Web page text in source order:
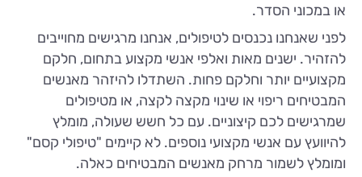
או במכוני הסדר.
לפני שאנחנו נכנסים לטיפולים, אנחנו מרגישים מחוייבים
להזהיר. ישנים מאות ואלפי אנשי מקצוע בתחום, חלקם
מקצועיים יותר וחלקם פחות. השתדלו להיזהר מאנשים
המבטיחים ריפוי או שינוי מקצה לקצה, או מטיפולים
שמרגישים לכם קיצוניים. עם כל חשש שעולה, מומלץ
להיוועץ עם אנשי מקצועי נוספים. לא קיימים "טיפולי קסם"
ומומלץ לשמור מרחק מאנשים המבטיחים כאלה.